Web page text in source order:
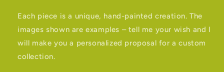
Each piece is a unique, hand-painted creation. The
images shown are examples – tell me your wish and I
will make you a personalized proposal for a custom
collection.